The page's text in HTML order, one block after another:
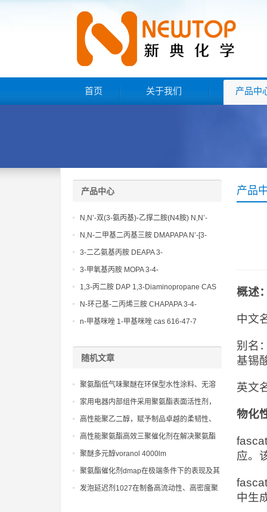
首页 关于我们 产品中
产品
概述
中文
别名
基锡
英文
物化
应。
中生
产品中心
N,N’-双(3-氨丙基)-乙撑二胺(N4胺) N,N’-
Bis(3-aminopropyl)-ethylenediamine CAS
No10563-26-5
N,N-二甲基二丙基三胺 DMAPAPA N’-[3-
(dimethylamino)propyllpropane-1,3-
diamine CAS No10563-29-8
3-二乙氨基丙胺 DEAPA 3-
(Diethylamino)propylamine CAS No 104-
3-甲氧基丙胺 MOPA 3-4-
Methoxypropylamine CAS No 5332-73-0
1,3-丙二胺 DAP 1,3-Diaminopropane CAS
No 109-76-2
N-环己基-二丙烯三胺 CHAPAPA 3-4-
Methoxypropylamine CAS No:5332-73-0
n-甲基咪唑 1-甲基咪唑 cas 616-47-7
随机文章
聚氨酯低气味聚醚在环保型水性涂料、无溶
剂胶黏剂中的应用及vocs释放研究
家用电器内部组件采用聚氨酯表面活性剂，
提高能效和寿命
高性能聚乙二醇，赋予制品卓越的柔韧性、
润湿性和稳定性
高性能聚氨酯高效三聚催化剂在解决聚氨酯
制品在大块发泡时的中心温升
聚醚多元醇voranol 4000lm
聚氨酯催化剂dmap在极端条件下的表现及其
对产品质量的影响
发泡延迟剂1027在制备高流动性、高密度聚